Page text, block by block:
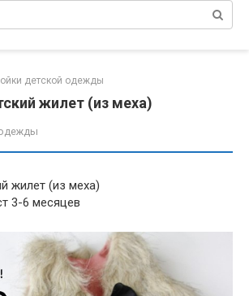
детской одежды
жилет (из меха)
жилет (из меха)
3-6 месяцев